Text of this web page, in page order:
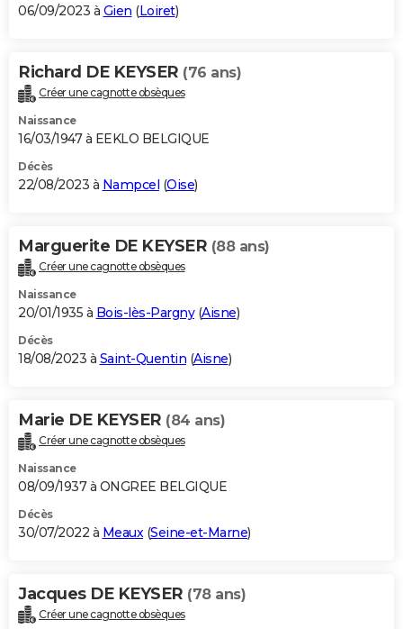
06/09/2023 à Gien (Loiret)
Richard DE KEYSER (76 ans)
Créer une cagnotte obsèques
Naissance
16/03/1947 à EEKLO BELGIQUE
Décès
22/08/2023 à Nampcel (Oise)
Marguerite DE KEYSER (88 ans)
Créer une cagnotte obsèques
Naissance
20/01/1935 à Bois-lès-Pargny(Aisne)
Décès
18/08/2023 à Saint-Quentin (Aisne)
Marie DE KEYSER (84 ans)
Créer une cagnotte obsèques
Naissance
08/09/1937 à ONGREE BELGIQUE
Décès
30/07/2022 à Meaux (Seine-et-Marne)
Jacques DE KEYSER (78 ans)
Créer une cagnotte obsèques